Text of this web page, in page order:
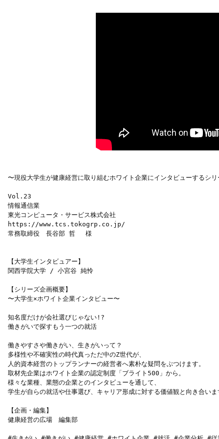
〜現役大学生が健康経営に取り組むホワイト企業にインタビューするシリ
Vol.23
情報通信業
東光コンピュータ・サービス株式会社
https://www.tcs.tokogrp.co.jp/
常務取締役　長谷部 哲　 様
【大学生インタビュアー】
関西学院大学 / 小宮谷 純怜
【シリーズ企画概要】
〜大学生×ホワイト企業インタビュー〜
知名度だけが会社選びじゃない!?
働きがいで探すもう一つの就活
働きやすさや働きがい、生きがいって？
多様性や不確実性の時代真っただ中のZ世代が、
人的資本経営のトップランナーの経営者へ素朴な疑問をぶつけます。
取材先企業はホワイト企業の認定制度「ブライト500」から。
様々な業種、業態の企業とのインタビューを通して、
学生が自らの就活や仕事選び、キャリア形成に対する価値観と向き合いま
【企画・編集】
健康経営の広場　編集部